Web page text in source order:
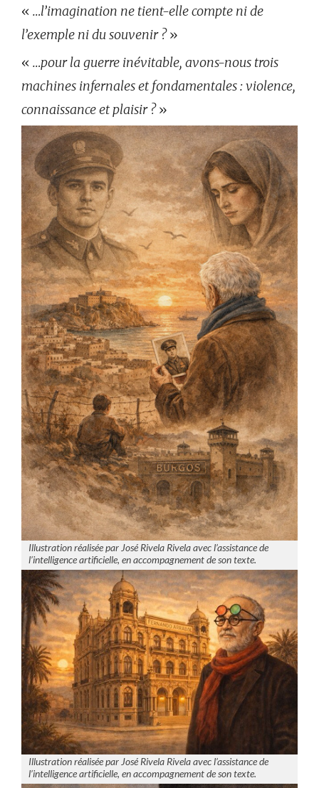
« …l’imagination ne tient-elle compte ni de
l’exemple ni du souvenir ?»
« …pour la guerre inévitable, avons-nous trois
machines infernales et fondamentales : violence,
connaissance et plaisir ?»
Illustration réalisée par José Rivela Rivela avec l’assistance de
l’intelligence artificielle, en accompagnement de son texte.
Illustration réalisée par José Rivela Rivela avec l’assistance de
l’intelligence artificielle, en accompagnement de son texte.